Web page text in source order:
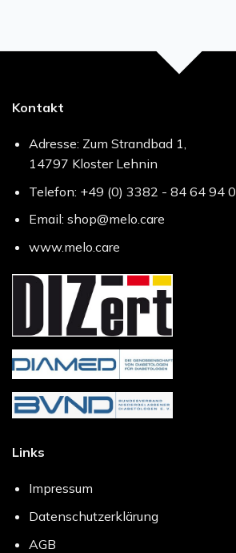
Kontakt
Adresse: Zum Strandbad 1,
14797 Kloster Lehnin
Telefon: +49 (0) 3382 - 84 64 94 0
Email: shop@melo.care
www.melo.care
Links
Impressum
Datenschutzerklärung
AGB